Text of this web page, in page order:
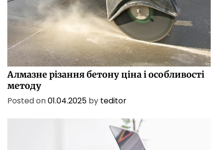
БІЗНЕС ПОСЛУГИ ТЕХНОЛОГІЇ
Алмазне різання бетону ціна і особливості
методу
Posted on01.04.2025 by teditor